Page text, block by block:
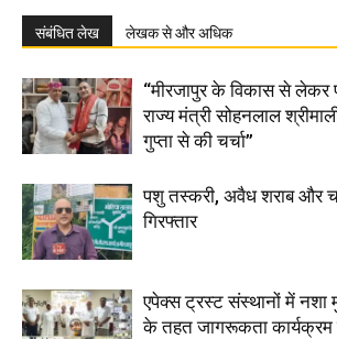
संबंधित लेख लेखक से और अधिक
“मीरजापुर के विकास से लेकर
राज्य मंत्री सोहनलाल
गुप्ता से की चर्चा”
पशु तस्करी, अवैध शराब और
गिरफ्तार
एपेक्स ट्रस्ट संस्थानों में नशा
के तहत जागरूकता